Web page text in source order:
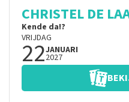
CHRISTEL DE
Kende da!?
VRIJDAG
22JANUARI
2027